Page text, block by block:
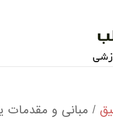
/ مبانی و مقدمات